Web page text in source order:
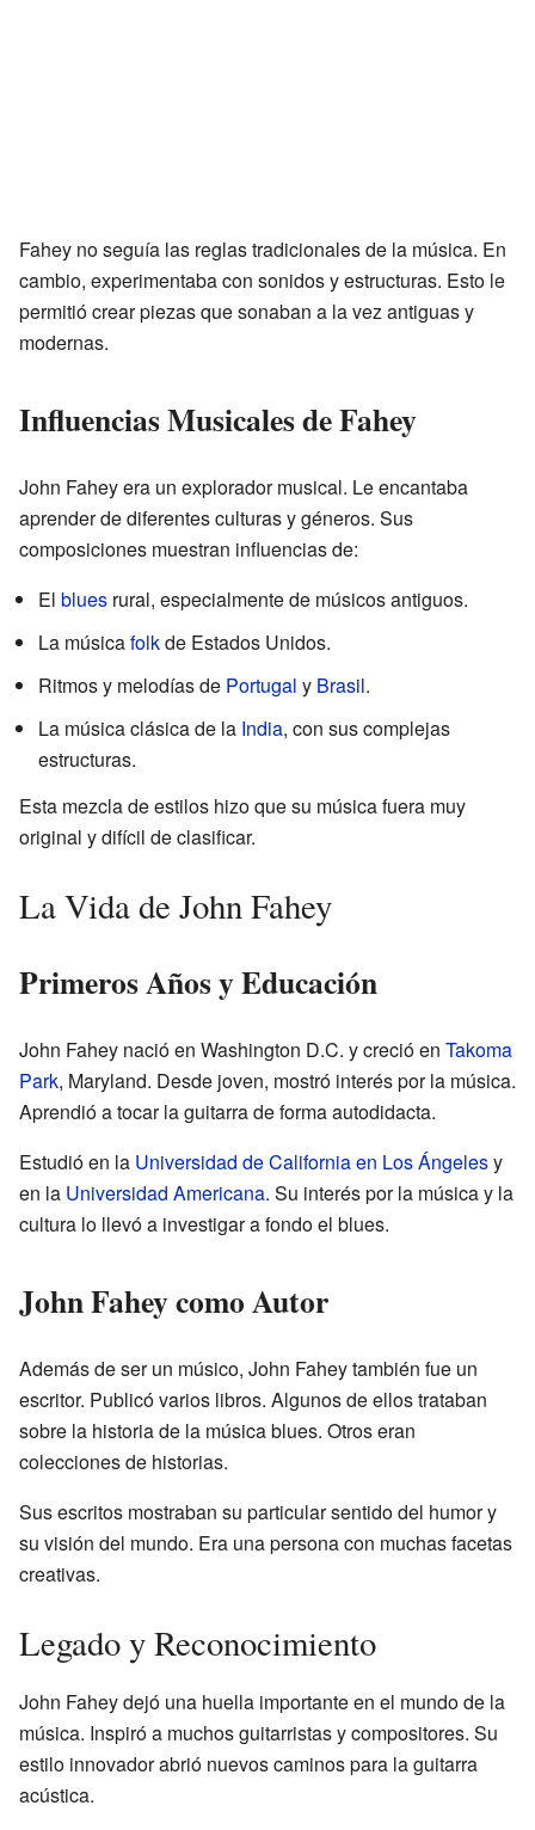
Fahey no seguía las reglas tradicionales de la música. En
cambio, experimentaba con sonidos y estructuras. Esto le
permitió crear piezas que sonaban a la vez antiguas y
modernas.
Influencias Musicales de Fahey
John Fahey era un explorador musical. Le encantaba
aprender de diferentes culturas y géneros. Sus
composiciones muestran influencias de:
El blues rural, especialmente de músicos antiguos.
La músicafolkde Estados Unidos.
Ritmos y melodías de Portugal y Brasil.
La música clásica de la India, con sus complejas
estructuras.
Esta mezcla de estilos hizo que su música fuera muy
original y difícil de clasificar.
La Vida de John Fahey
Primeros Años y Educación
John Fahey nació en Washington D.C. y creció en Takoma
Park, Maryland. Desde joven, mostró interés por la música.
Aprendió a tocar la guitarra de forma autodidacta.
Estudió en la Universidad de California en Los Ángelesy
en la Universidad Americana. Su interés por la música y la
cultura lo llevó a investigar a fondo el blues.
John Fahey como Autor
Además de ser un músico, John Fahey también fue un
escritor. Publicó varios libros. Algunos de ellos trataban
sobre la historia de la música blues. Otros eran
colecciones de historias.
Sus escritos mostraban su particular sentido del humor y
su visión del mundo. Era una persona con muchas facetas
creativas.
Legado y Reconocimiento
John Fahey dejó una huella importante en el mundo de la
música. Inspiró a muchos guitarristas y compositores. Su
estilo innovador abrió nuevos caminos para la guitarra
acústica.